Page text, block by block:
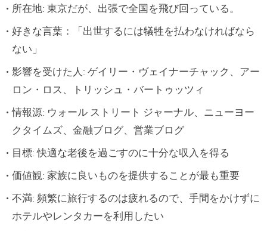
所在地: 東京だが、出張で全国を飛び回っている。
好きな言葉：「出世するには犠牲を払わなければなら
ない」
影響を受けた人: ゲイリー・ヴェイナーチャック、アー
ロン・ロス、トリッシュ・バートゥッツィ
情報源: ウォール ストリート ジャーナル、ニューヨー
クタイムズ、金融ブログ、営業ブログ
目標: 快適な老後を過ごすのに十分な収入を得る
価値観: 家族に良いものを提供することが最も重要
不満: 頻繁に旅行するのは疲れるので、手間をかけずに
ホテルやレンタカーを利用したい